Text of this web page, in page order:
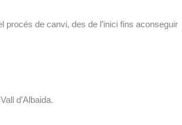
de canvi, des de l’inici fins aconseguir
d’Albaida.